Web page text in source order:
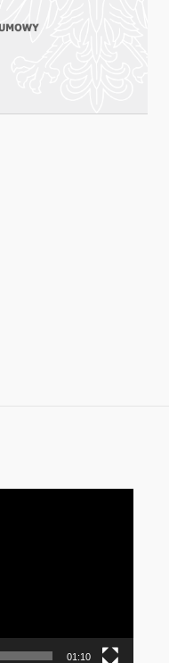
01:10